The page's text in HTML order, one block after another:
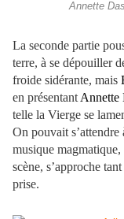
Annette
La seconde partie
terre, à se dépouiller
froide sidérante, mais
en présentant Annette
telle la Vierge se
On pouvait
musique
scène, s’approche
prise.